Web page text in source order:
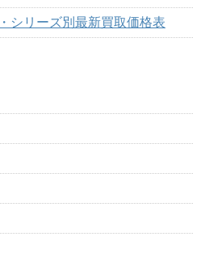
シリーズ別最新買取価格表